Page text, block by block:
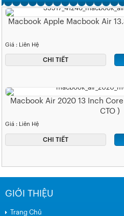
Macbook Apple Macbook Air
Giá : Liên Hệ
CHI TIẾT
Macbook Air 2020 13 Inch
CTO )
Giá : Liên Hệ
CHI TIẾT
GIỚI THIỆU
Trang Chủ